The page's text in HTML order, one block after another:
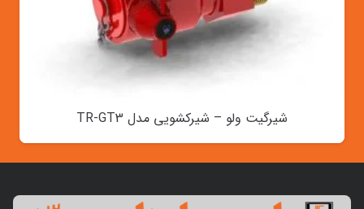
شیرگیت ولو – شیرکشویی مدل TR-GT3